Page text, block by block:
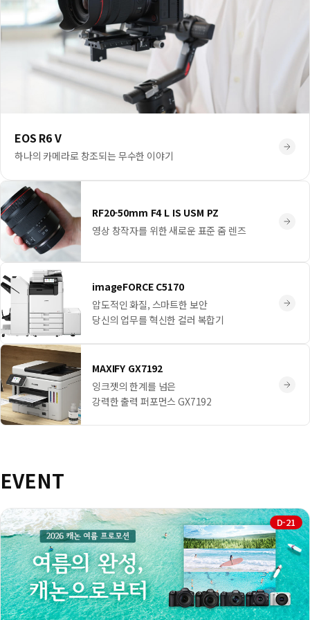
EOS R6 V
하나의 카메라로 창조되는 무수한 이야기
RF20-50mm F4 L IS USM PZ
영상 창작자를 위한 새로운 표준 줌 렌즈
imageFORCE C5170
압도적인 화질, 스마트한 보안
당신의 업무를 혁신한 컬러 복합기
MAXIFY GX7192
잉크젯의 한계를 넘은
강력한 출력 퍼포먼스 GX7192
EVENT
D-21